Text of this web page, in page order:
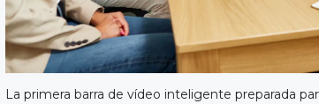
La primera barra de vídeo inteligente preparada